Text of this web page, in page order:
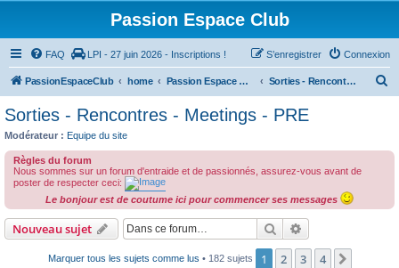
Passion Espace Club
FAQ LPI - 27 juin 2026 - Inscriptions ! Connexion
S’enregistrer
PassionEspaceClub home Passion Espace Club Sorties - Rencontres - Meetings - PRE
c
Sorties - Rencontres - Meetings - PRE
Modérateur : Equipe du site
Règles du forum
Nous sommes sur un forum d'entraide et de passionnés, assurez-vous avant de
poster de respecter ceci:
Le bonjour est de coutume ici pour commencer ses messages
Nouveau sujet Rechercher
Marquer tous les sujets comme lus • 182 sujets 1 2 3 4